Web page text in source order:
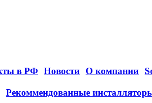
в РФ Новости О компании
Рекоммендованные